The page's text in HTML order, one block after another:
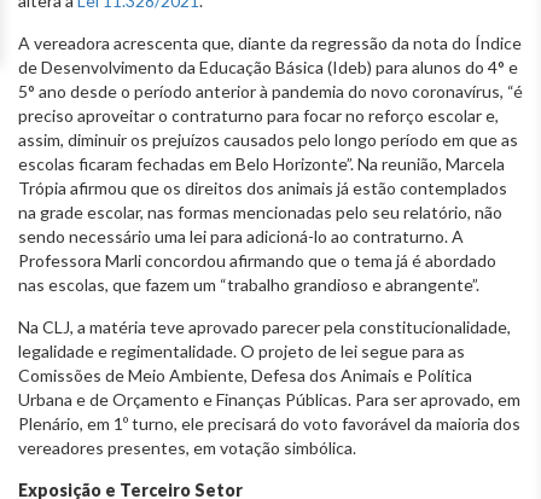
A vereadora acrescenta que, diante da regressão da nota do Índice
de Desenvolvimento da Educação Básica (Ideb) para alunos do 4° e
5° ano desde o período anterior à pandemia do novo coronavírus, “é
preciso aproveitar o contraturno para focar no reforço escolar e,
assim, diminuir os prejuízos causados pelo longo período em que as
escolas ficaram fechadas em Belo Horizonte”. Na reunião, Marcela
Trópia afirmou que os direitos dos animais já estão contemplados
na grade escolar, nas formas mencionadas pelo seu relatório, não
sendo necessário uma lei para adicioná-lo ao contraturno. A
Professora Marli concordou afirmando que o tema já é abordado
nas escolas, que fazem um “trabalho grandioso e abrangente”.
Na CLJ, a matéria teve aprovado parecer pela constitucionalidade,
legalidade e regimentalidade. O projeto de lei segue para as
Comissões de Meio Ambiente, Defesa dos Animais e Política
Urbana e de Orçamento e Finanças Públicas. Para ser aprovado, em
Plenário, em 1º turno, ele precisará do voto favorável da maioria dos
vereadores presentes, em votação simbólica.
Exposição e Terceiro Setor